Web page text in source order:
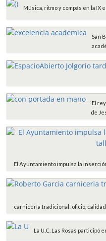
Música, ritmo y compás en la IX
San
‘El
de
El Ayuntamiento impulsa la
carnicería tradicional: oficio,
La U.C. Las Rosas participó